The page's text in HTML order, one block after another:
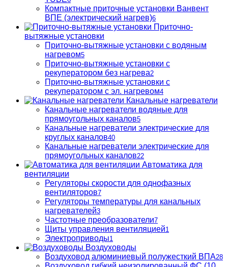
Компактные приточные установки Ванвент
ВПЕ (электрический нагрев)6
Приточно-
вытяжные установки
Приточно-вытяжные установки с водяным
нагревом5
Приточно-вытяжные установки с
рекуператором без нагрева2
Приточно-вытяжные установки с
рекуператором с эл. нагревом4
Канальные нагреватели
Канальные нагреватели водяные для
прямоугольных каналов5
Канальные нагреватели электрические для
круглых каналов40
Канальные нагреватели электрические для
прямоугольных каналов22
Автоматика для
вентиляции
Регуляторы скорости для однофазных
вентиляторов7
Регуляторы температуры для канальных
нагревателей3
Частотные преобразователи7
Щиты управления вентиляцией1
Электроприводы1
Воздуховоды
Воздуховод алюминиевый полужесткий ВПА28